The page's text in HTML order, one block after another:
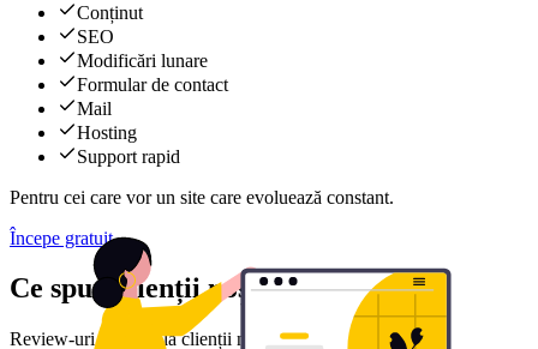
Conținut
SEO
Modificări lunare
Formular de contact
Mail
Hosting
Support rapid
Pentru cei care vor un site care evoluează constant.
Începe gratuit
Ce spun clienții noștri
Review-uri reale de la clienții noștri mulțumiți